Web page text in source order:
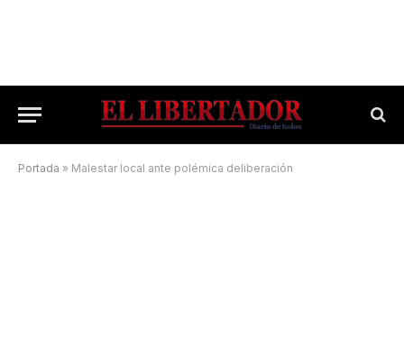
Portada » Malestar local ante polémica deliberación